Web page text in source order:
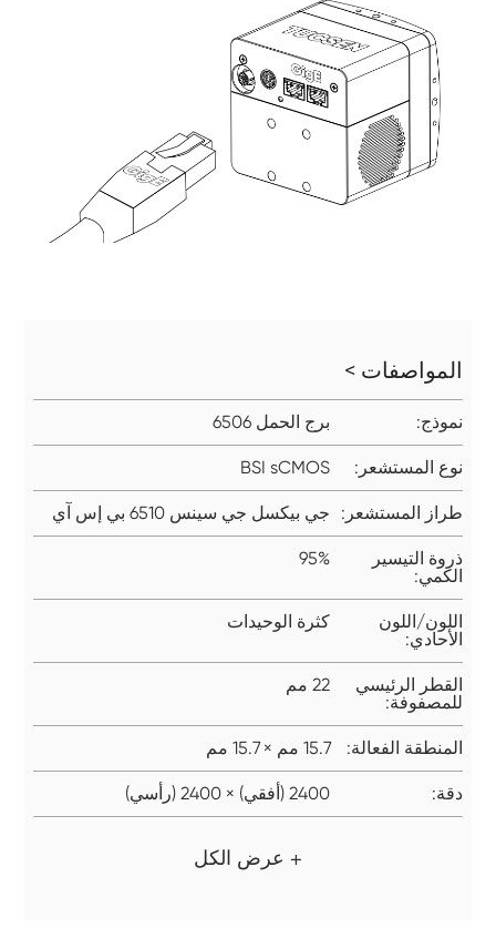
المواصفات >
نموذج: برج الحمل 6506
نوع المستشعر: BSI sCMOS
طراز المستشعر: جي بيكسل جي سينس 6510 بي إس آي
ذروة التيسير
الكمي:
95%
اللون/اللون
الأحادي:
كثرة الوحيدات
القطر الرئيسي
للمصفوفة:
22 مم
المنطقة الفعالة: 15.7 مم × 15.7 مم
دقة: 2400 (أفقي) × 2400 (رأسي)
+ عرض الكل